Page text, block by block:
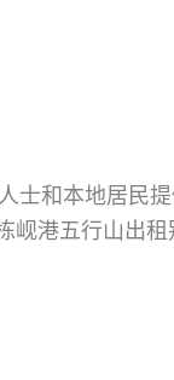
士和本地居民
岘港五行山出租